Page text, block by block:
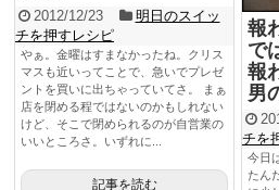
2012/12/23
明日のスイッ
チを押すレシピ
やぁ。金曜はすまなかったね。クリス
マスも近いってことで、急いでプレゼ
ントを買いに出ちゃっていてさ。 まぁ
店を閉める程ではないのかもしれない
けど、そこで閉められるのが自営業の
いいところさ。いずれに...
記事を読む
報
で
報
男
チを
今日
たん